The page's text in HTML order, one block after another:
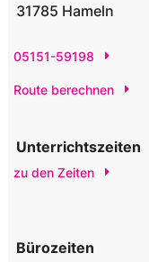
31785 Hameln
05151-59198
Route berechnen
Unterrichtszeiten
zu den Zeiten
Bürozeiten